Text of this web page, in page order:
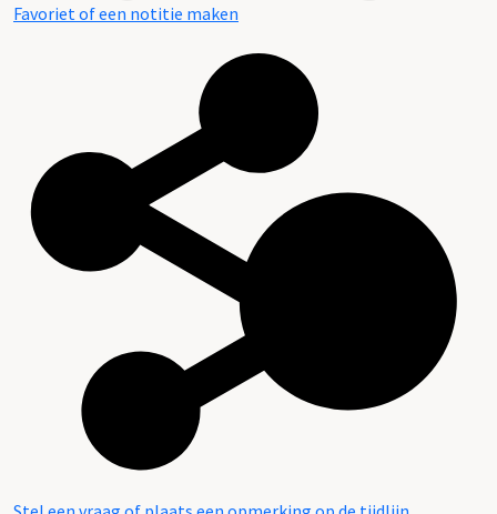
Favoriet of een notitie maken